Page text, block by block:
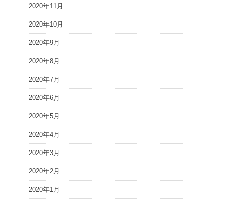
2020年11月
2020年10月
2020年9月
2020年8月
2020年7月
2020年6月
2020年5月
2020年4月
2020年3月
2020年2月
2020年1月